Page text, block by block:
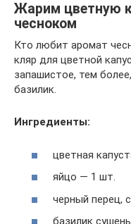
Жарим цветную
чесноком
Кто любит аромат
кляр для цветной
запашистое, тем
базилик.
Ингредиенты:
цветная
яйцо — 1 шт.
черный перец,
базилик